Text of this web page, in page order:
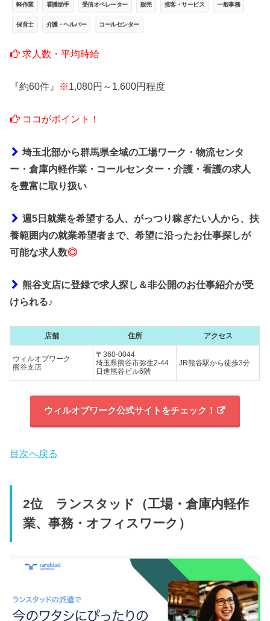
軽作業 看護助手 受信オペレーター 販売 接客・サービス 一般事務
保育士 介護・ヘルパー コールセンター
求人数・平均時給
『約60件』 ※1,080円～1,600円程度
ココがポイント！
埼玉北部から群馬県全域の工場ワーク・物流センタ
ー・倉庫内軽作業・コールセンター・介護・看護の求人
を豊富に取り扱い
週5日就業を希望する人、がっつり稼ぎたい人から、扶
養範囲内の就業希望者まで、希望に沿ったお仕事探しが
可能な求人数◎
熊谷支店に登録で求人探し＆非公開のお仕事紹介が受
けられる♪
店舗 住所 アクセス
ウィルオブワーク
熊谷支店
〒360-0044
埼玉県熊谷市弥生2-44
日進熊谷ビル6階
JR熊谷駅から徒歩3分
ウィルオブワーク公式サイトをチェック！
目次へ戻る
2位 ランスタッド（工場・倉庫内軽作
業、事務・オフィスワーク）